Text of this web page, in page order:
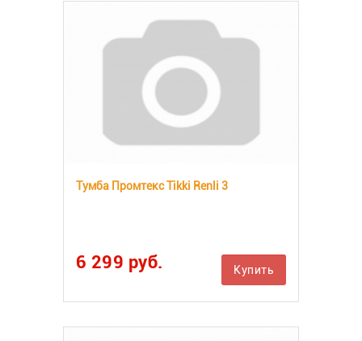
Тумба Промтекс Tikki Renli 3
6 299 руб. Купить